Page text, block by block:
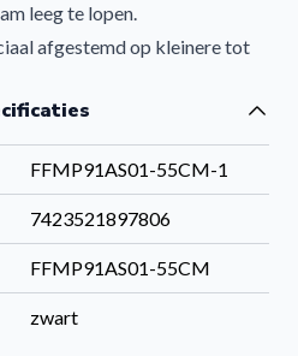
leeg te lopen.
afgestemd op kleinere tot
voor thuis, in de
zitbal op kantoor.
bij het verminderen van
de schouders.
op te blazen, compact
op te bergen.
FFMP91AS01-55CM-1
7423521897806
FFMP91AS01-55CM
zwart